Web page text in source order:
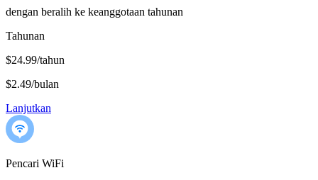
dengan beralih ke keanggotaan tahunan
Tahunan
$24.99/tahun
$2.49/bulan
Lanjutkan
Pencari WiFi